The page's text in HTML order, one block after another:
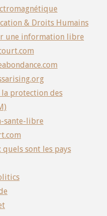
& Droits Humains
une information libre
protection des
sante-libre
quels sont les pays